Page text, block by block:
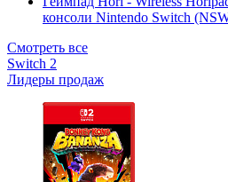
консоли Nintendo Switch
Смотреть все
Switch 2
Лидеры продаж